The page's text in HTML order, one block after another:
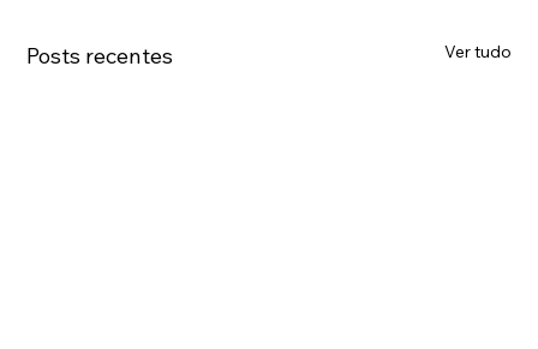
Posts recentes Ver tudo